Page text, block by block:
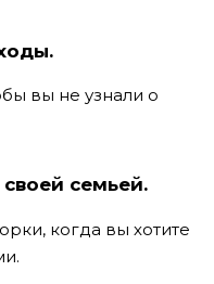
вы не узнали о
семьей.
когда вы хотите